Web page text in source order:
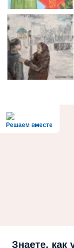
Решаем вместе
Знаете, как